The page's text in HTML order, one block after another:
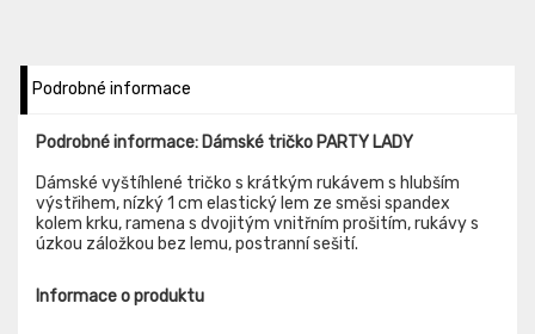
Podrobné informace
Podrobné informace: Dámské tričko PARTY LADY
Dámské vyštíhlené tričko s krátkým rukávem s hlubším
výstřihem, nízký 1 cm elastický lem ze směsi spandex
kolem krku, ramena s dvojitým vnitřním prošitím, rukávy s
úzkou záložkou bez lemu, postranní sešití.
Informace o produktu